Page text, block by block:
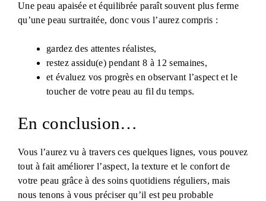
Une peau apaisée et équilibrée paraît souvent plus ferme
qu’une peau surtraitée, donc vous l’aurez compris :
gardez des attentes réalistes,
restez assidu(e) pendant 8 à 12 semaines,
et évaluez vos progrès en observant l’aspect et le
toucher de votre peau au fil du temps.
En conclusion…
Vous l’aurez vu à travers ces quelques lignes, vous pouvez
tout à fait améliorer l’aspect, la texture et le confort de
votre peau grâce à des soins quotidiens réguliers, mais
nous tenons à vous préciser qu’il est peu probable